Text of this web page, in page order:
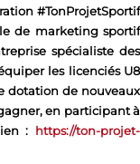
#TonProjetSportif
de marketing sportif
spécialiste des
les licenciés U8
dotation de nouveaux
en participant à
: https://ton-projet-